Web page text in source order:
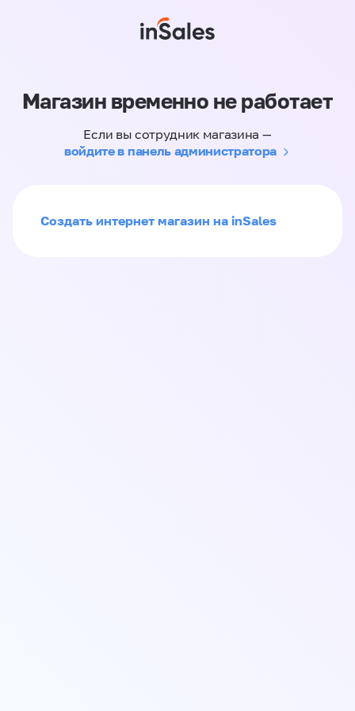
Магазин временно не работает
Если вы сотрудник магазина —
войдите в панель администратора
Создать интернет магазин на inSales